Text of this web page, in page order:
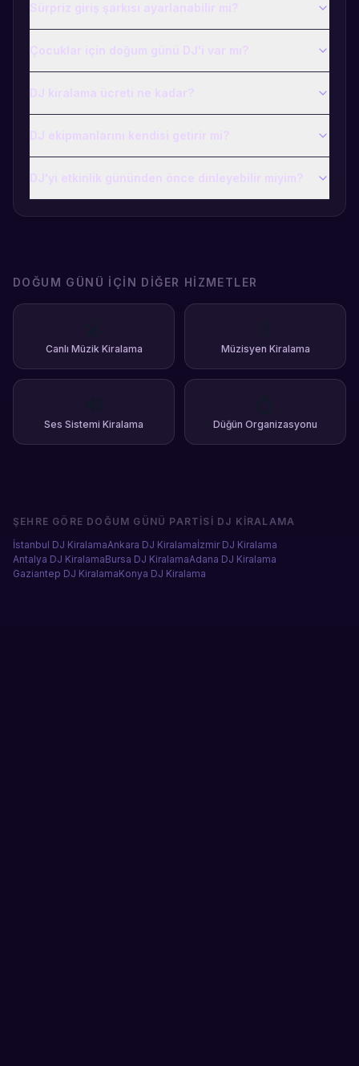
Sürpriz giriş şarkısı ayarlanabilir mi?
Çocuklar için doğum günü DJ'i var mı?
DJ kiralama ücreti ne kadar?
DJ ekipmanlarını kendisi getirir mi?
DJ'yi etkinlik gününden önce dinleyebilir miyim?
DOĞUM GÜNÜ İÇIN DIĞER HIZMETLER
Canlı Müzik Kiralama Müzisyen Kiralama
Ses Sistemi Kiralama Düğün Organizasyonu
ŞEHRE GÖRE DOĞUM GÜNÜ PARTISI DJ KIRALAMA
İstanbul DJ KiralamaAnkara DJ Kiralamaİzmir DJ Kiralama
Antalya DJ KiralamaBursa DJ KiralamaAdana DJ Kiralama
Gaziantep DJ KiralamaKonya DJ Kiralama